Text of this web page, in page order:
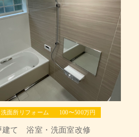
洗面所リフォーム 100〜500万円
建て 浴室・洗面室改修